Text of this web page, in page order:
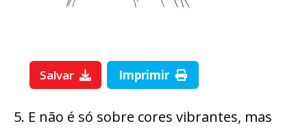
Salvar Imprimir
5. E não é só sobre cores vibrantes, mas